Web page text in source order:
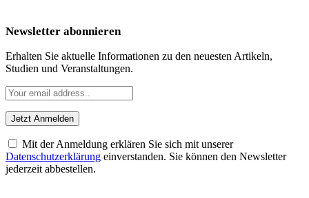
Newsletter abonnieren
Erhalten Sie aktuelle Informationen zu den neuesten Artikeln,
Studien und Veranstaltungen.
Mit der Anmeldung erklären Sie sich mit unserer
Datenschutzerklärung einverstanden. Sie können den Newsletter
jederzeit abbestellen.